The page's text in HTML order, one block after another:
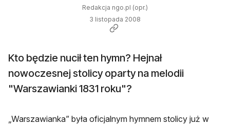
Redakcja ngo.pl (opr.)
3 listopada 2008
Kto będzie nucił ten hymn? Hejnał
nowoczesnej stolicy oparty na melodii
"Warszawianki 1831 roku"?
„Warszawianka” była oficjalnym hymnem stolicy już w